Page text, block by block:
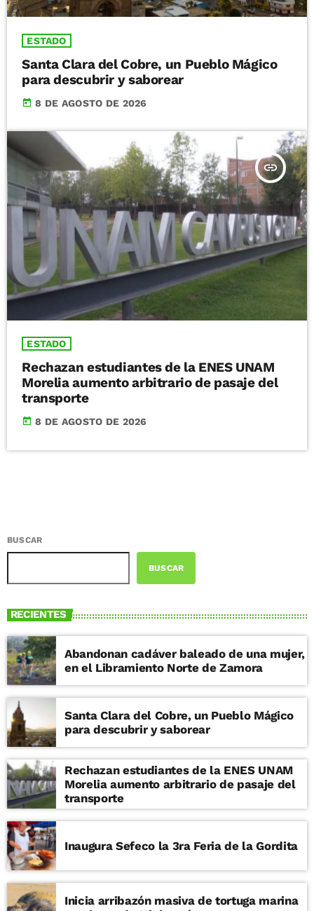
ESTADO
Santa Clara del Cobre, un Pueblo Mágico
para descubrir y saborear
today 8 DE AGOSTO DE 2026
insert_link
ESTADO
Rechazan estudiantes de la ENES UNAM
Morelia aumento arbitrario de pasaje del
transporte
today 8 DE AGOSTO DE 2026
BUSCAR
BUSCAR
RECIENTES
Abandonan cadáver baleado de una mujer,
en el Libramiento Norte de Zamora
Santa Clara del Cobre, un Pueblo Mágico
para descubrir y saborear
Rechazan estudiantes de la ENES UNAM
Morelia aumento arbitrario de pasaje del
transporte
Inaugura Sefeco la 3ra Feria de la Gordita
Inicia arribazón masiva de tortuga marina